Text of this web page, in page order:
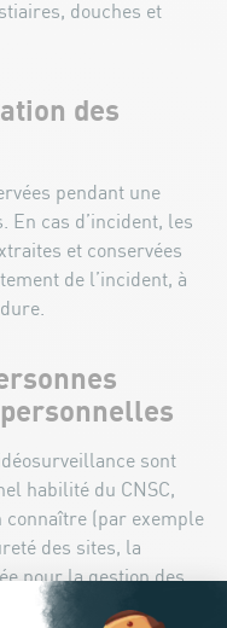
douches et
des
pendant une
En cas d’incident, les
et conservées
de l’incident, à
sont
habilité du CNSC,
connaître (par exemple
des sites, la
pour la gestion des
intervenant pour la